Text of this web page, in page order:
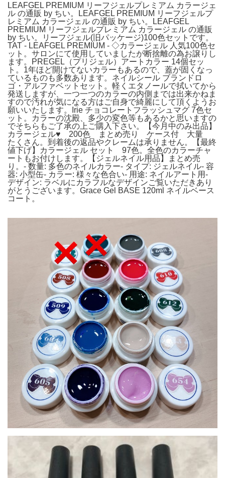
LEAFGEL PREMIUM リーフジェルプレミアム カラージェ
ル の通販 by ちい。LEAFGEL PREMIUM リーフジェルプ
レミアム カラージェル の通販 by ちい。LEAFGEL
PREMIUM リーフジェルプレミアム カラージェル の通販
by ちい。リーフジェル(旧パッケージ)100色セットです。
TAT - LEAFGEL PREMIUM - ◇カラージェル 人気100色セ
ット。サロンにて使用していましたが断捨離の為お譲りし
ます。PREGEL（プリジェル）アートカラー 14個セッ
ト。1年ほど開けてないカラーもあるので、蓋が固くなっ
ているものも多数あります。ネイルシール ブランドロ
ゴ・アルファベットセット。軽くエタノールで拭いてから
発送しますが、一つ一つのカラーの内側までは出来かねま
すので汚れが気になる方はご自身で綺麗にして頂くようお
願いいたします。Irie チョコレートフラッシュマグ 7色セ
ット。カラーの沈殿、多少の変色等もあるかと思いますの
でそちらもご了承の上ご購入下さい。【今月中のみ出品】
カラージェル♥ 200色 まとめ売り ケース付 大量
たくさん。到着後の返品やクレームは承りません。【最終
値下げ】カラージェル セット 97色。全色のカラーチャ
ートもお付けします。【ジェルネイル用品】まとめ売
り。- 数量: 多色のネイルカラー- タイプ: ジェルネイル- 容
器: 小型缶- カラー: 様々な色合い- 用途: ネイルアート用-
デザイン: ラベルにカラフルなデザインご覧いただきあり
がとうございます。Grace Gel BASE 120ml ネイルベース
コート。